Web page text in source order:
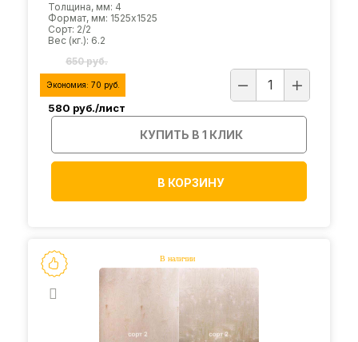
Толщина, мм: 4
Формат, мм: 1525х1525
Сорт: 2/2
Вес (кг.): 6.2
650 руб.
Экономия: 70 руб.
580 руб./лист
КУПИТЬ В 1 КЛИК
В КОРЗИНУ